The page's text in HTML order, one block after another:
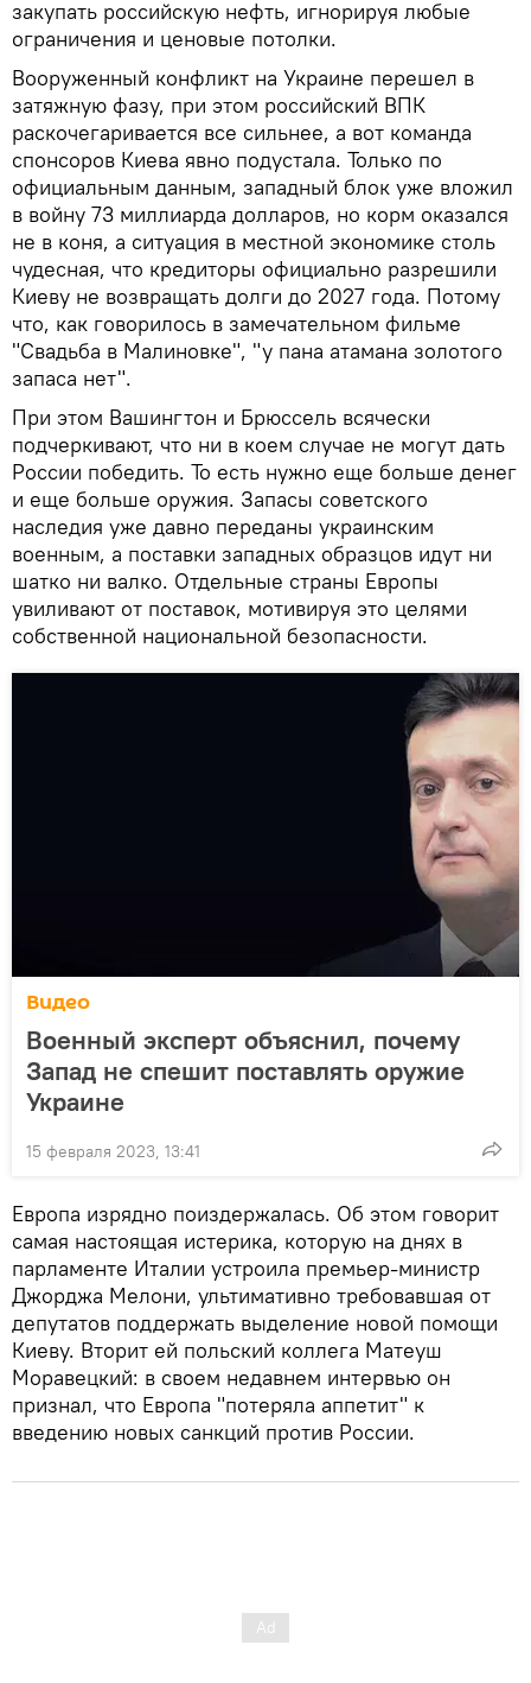
закупать российскую нефть, игнорируя любые
ограничения и ценовые потолки.
Вооруженный конфликт на Украине перешел в
затяжную фазу, при этом российский ВПК
раскочегаривается все сильнее, а вот команда
спонсоров Киева явно подустала. Только по
официальным данным, западный блок уже вложил
в войну 73 миллиарда долларов, но корм оказался
не в коня, а ситуация в местной экономике столь
чудесная, что кредиторы официально разрешили
Киеву не возвращать долги до 2027 года. Потому
что, как говорилось в замечательном фильме
"Свадьба в Малиновке", "у пана атамана золотого
запаса нет".
При этом Вашингтон и Брюссель всячески
подчеркивают, что ни в коем случае не могут дать
России победить. То есть нужно еще больше денег
и еще больше оружия. Запасы советского
наследия уже давно переданы украинским
военным, а поставки западных образцов идут ни
шатко ни валко. Отдельные страны Европы
увиливают от поставок, мотивируя это целями
собственной национальной безопасности.
Видео
Военный эксперт объяснил, почему
Запад не спешит поставлять оружие
Украине
15 февраля 2023, 13:41
Европа изрядно поиздержалась. Об этом говорит
самая настоящая истерика, которую на днях в
парламенте Италии устроила премьер-министр
Джорджа Мелони, ультимативно требовавшая от
депутатов поддержать выделение новой помощи
Киеву. Вторит ей польский коллега Матеуш
Моравецкий: в своем недавнем интервью он
признал, что Европа "потеряла аппетит" к
введению новых санкций против России.